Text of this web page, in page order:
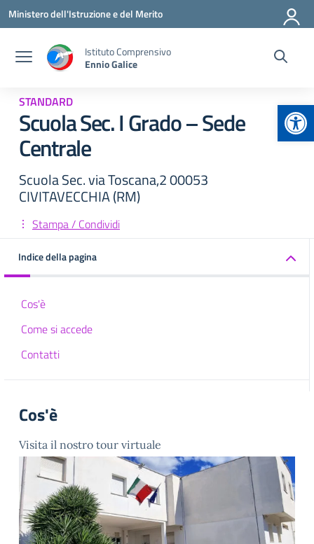
Vai ai contenuti
Vai al menu di navigazione
Vai al footer
Ministero dell'Istruzione e del Merito
Istituto Comprensivo
Ennio Galice
STANDARD
Scuola Sec. I Grado – Sede
Centrale
Scuola Sec. via Toscana,2 00053
CIVITAVECCHIA (RM)
Stampa / Condividi
Indice della pagina
Cos'è
Come si accede
Contatti
Cos'è
Visita il nostro tour virtuale